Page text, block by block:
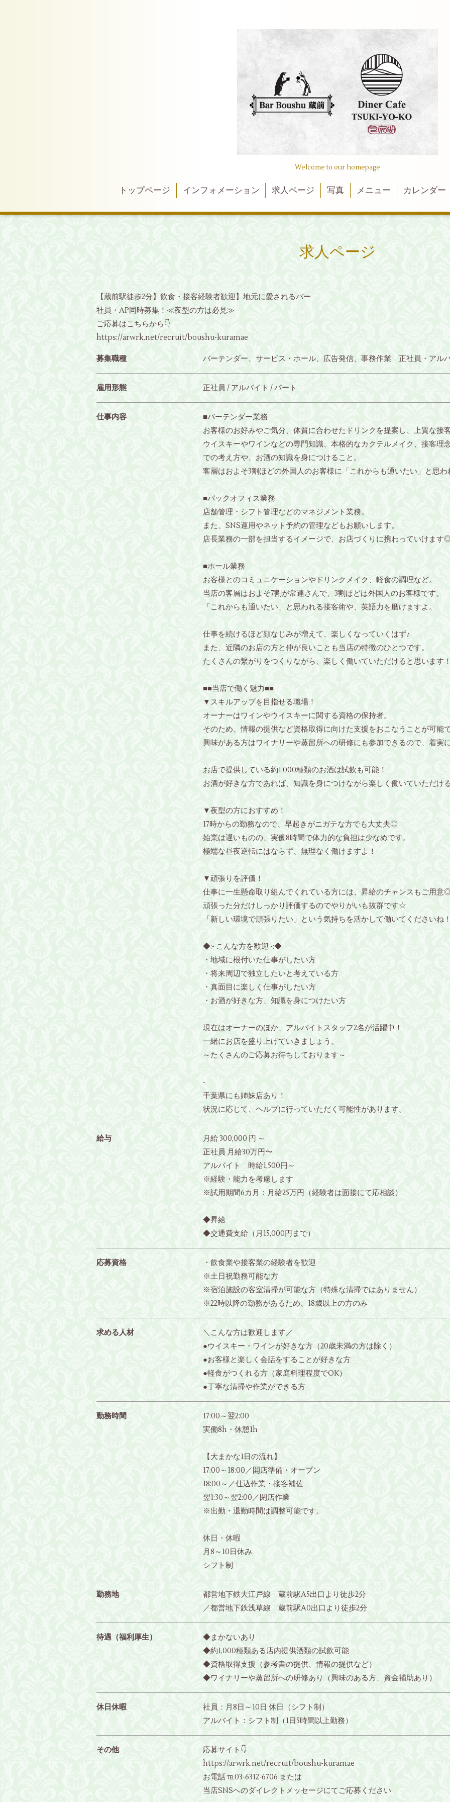
Welcome to our homepage
トップページ インフォメーション 求人ページ 写真 メニュー カレンダー
求人ページ
【蔵前駅徒歩2分】飲食・接客経験者歓迎】地元に愛されるバー
社員・AP同時募集！≪夜型の方は必見≫
ご応募はこちらから👇
https://arwrk.net/recruit/boushu-kuramae
募集職種 バーテンダー、サービス・ホール、広告発信、事務作業 正社員・アル
雇用形態 正社員 / アルバイト / パート
仕事内容
■バーテンダー業務
お客様のお好みやご気分、体質に合わせたドリンクを提案し、上質な接
ウイスキーやワインなどの専門知識、本格的なカクテルメイク、接客理
での考え方や、お酒の知識を身につけること。
客層はおよそ3割ほどの外国人のお客様に「これからも通いたい」と思
■バックオフィス業務
店舗管理・シフト管理などのマネジメント業務。
また、SNS運用やネット予約の管理などもお願いします。
店長業務の一部を担当するイメージで、お店づくりに携わっていけます
■ホール業務
お客様とのコミュニケーションやドリンクメイク、軽食の調理など。
当店の客層はおよそ7割が常連さんで、3割ほどは外国人のお客様です。
「これからも通いたい」と思われる接客術や、英語力を磨けますよ。
仕事を続けるほど顔なじみが増えて、楽しくなっていくはず♪
また、近隣のお店の方と仲が良いことも当店の特徴のひとつです。
たくさんの繋がりをつくりながら、楽しく働いていただけると思います
■■当店で働く魅力■■
▼スキルアップを目指せる職場！
オーナーはワインやウイスキーに関する資格の保持者。
そのため、情報の提供など資格取得に向けた支援をおこなうことが可能
興味がある方はワイナリーや蒸留所への研修にも参加できるので、着実
お店で提供している約1,000種類のお酒は試飲も可能！
お酒が好きな方であれば、知識を身につけながら楽しく働いていただけ
▼夜型の方におすすめ！
17時からの勤務なので、早起きがニガテな方でも大丈夫◎
始業は遅いものの、実働8時間で体力的な負担は少なめです。
極端な昼夜逆転にはならず、無理なく働けますよ！
▼頑張りを評価！
仕事に一生懸命取り組んでくれている方には、昇給のチャンスもご用意
頑張った分だけしっかり評価するのでやりがいも抜群です☆
「新しい環境で頑張りたい」という気持ちを活かして働いてくださいね
◆:- こんな方を歓迎 -:◆
・地域に根付いた仕事がしたい方
・将来周辺で独立したいと考えている方
・真面目に楽しく仕事がしたい方
・お酒が好きな方、知識を身につけたい方
現在はオーナーのほか、アルバイトスタッフ2名が活躍中！
一緒にお店を盛り上げていきましょう。
～たくさんのご応募お待ちしております～
-
千葉県にも姉妹店あり！
状況に応じて、ヘルプに行っていただく可能性があります。
給与
月給 300,000 円 ～
正社員 月給30万円〜
アルバイト 時給1,500円～
※経験・能力を考慮します
※試用期間6カ月：月給25万円（経験者は面接にて応相談）
◆昇給
◆交通費支給（月15,000円まで）
応募資格
・飲食業や接客業の経験者を歓迎
※土日祝勤務可能な方
※宿泊施設の客室清掃が可能な方（特殊な清掃ではありません）
※22時以降の勤務があるため、18歳以上の方のみ
求める人材
＼こんな方は歓迎します／
●ウイスキー・ワインが好きな方（20歳未満の方は除く）
●お客様と楽しく会話をすることが好きな方
●軽食がつくれる方（家庭料理程度でOK）
●丁寧な清掃や作業ができる方
勤務時間
17:00～翌2:00
実働8h・休憩1h
【大まかな1日の流れ】
17:00～18:00／開店準備・オープン
18:00～／仕込作業・接客補佐
翌1:30～翌2:00／閉店作業
※出勤・退勤時間は調整可能です。
休日・休暇
月8～10日休み
シフト制
勤務地
都営地下鉄大江戸線 蔵前駅A5出口より徒歩2分
／都営地下鉄浅草線 蔵前駅A0出口より徒歩2分
待遇（福利厚生）
◆まかないあり
◆約1,000種類ある店内提供酒類の試飲可能
◆資格取得支援（参考書の提供、情報の提供など）
◆ワイナリーや蒸留所への研修あり（興味のある方、資金補助あり）
休日休暇
社員：月8日～10日 休日（シフト制）
アルバイト：シフト制（1日5時間以上勤務）
その他
応募サイト👇
https://arwrk.net/recruit/boushu-kuramae
お電話 ℡03-6312-6706 または
当店SNSへのダイレクトメッセージにてご応募ください